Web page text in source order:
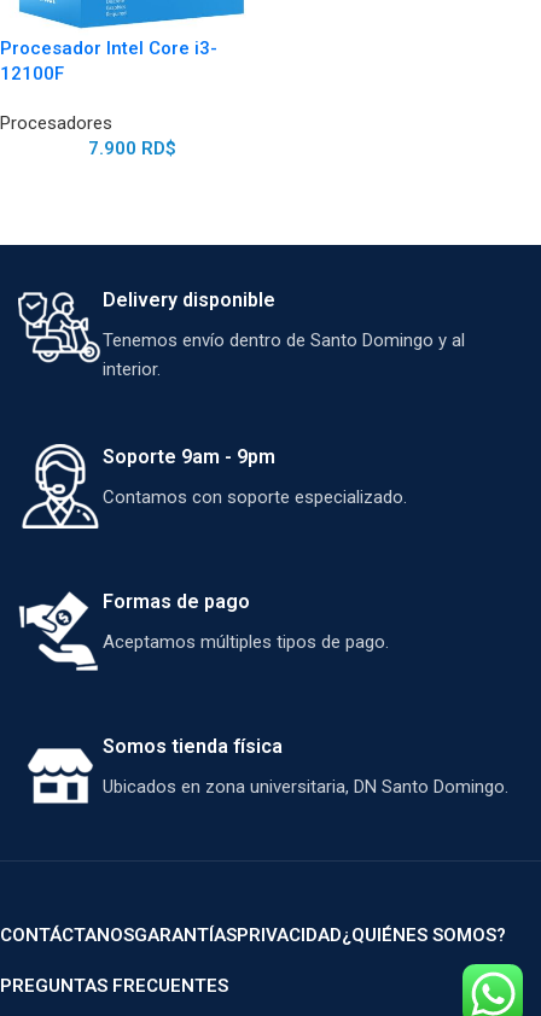
Procesador Intel Core i3-
12100F
Procesadores
7.900 RD$
Delivery disponible
Tenemos envío dentro de Santo Domingo y al
interior.
Soporte 9am - 9pm
Contamos con soporte especializado.
Formas de pago
Aceptamos múltiples tipos de pago.
Somos tienda física
Ubicados en zona universitaria, DN Santo Domingo.
CONTÁCTANOSGARANTÍASPRIVACIDAD¿QUIÉNES SOMOS?
PREGUNTAS FRECUENTES